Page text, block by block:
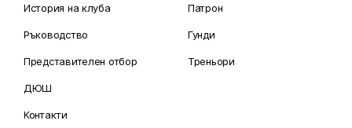
История на клуба
Ръководство
Представителен отбор
ДЮШ
Контакти
Патрон
Гунди
Треньори